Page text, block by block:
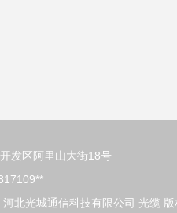
发区阿里山大街18号
河北光城通信科技有限公司 光缆